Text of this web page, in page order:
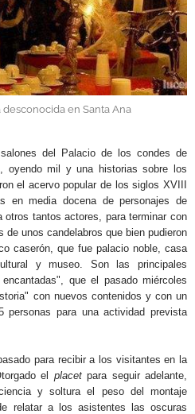
en Santa Ana
del Palacio de los condes de
oyendo mil y una historias sobre los
el acervo popular de los siglos XVIII
en media docena de personajes de
tantos actores, para terminar con
unos candelabros que bien pudieron
caserón, que fue palacio noble, casa
y museo. Son las principales
que el pasado miércoles
con nuevos contenidos y con un
personas para una actividad prevista
para recibir a los visitantes en la
el placetpara seguir adelante,
y soltura el peso del montaje
relatar a los asistentes las oscuras